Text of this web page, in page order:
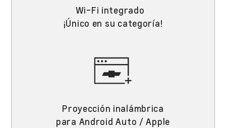
Wi-Fi integrado
¡Único en su categoría!
Proyección inalámbrica
para Android Auto / Apple